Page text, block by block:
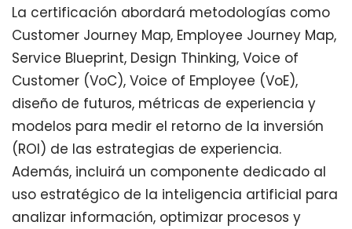
La certificación abordará metodologías como
Customer Journey Map, Employee Journey Map,
Service Blueprint, Design Thinking, Voice of
Customer (VoC), Voice of Employee (VoE),
diseño de futuros, métricas de experiencia y
modelos para medir el retorno de la inversión
(ROI) de las estrategias de experiencia.
Además, incluirá un componente dedicado al
uso estratégico de la inteligencia artificial para
analizar información, optimizar procesos y